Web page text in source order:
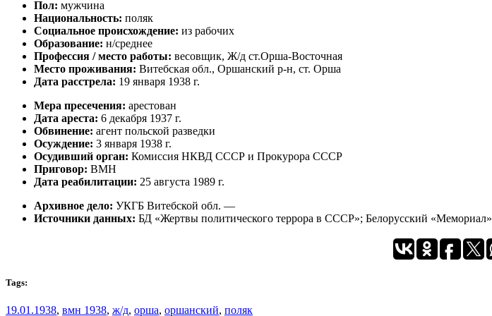
Пол: мужчина
Национальность: поляк
Социальное происхождение: из рабочих
Образование: н/среднее
Профессия / место работы: весовщик, Ж/д ст.Орша-Восточная
Место проживания: Витебская обл., Оршанский р-н, ст. Орша
Дата расстрела: 19 января 1938 г.
Мера пресечения: арестован
Дата ареста: 6 декабря 1937 г.
Обвинение: агент польской разведки
Осуждение: 3 января 1938 г.
Осудивший орган: Комиссия НКВД СССР и Прокурора СССР
Приговор: ВМН
Дата реабилитации: 25 августа 1989 г.
Архивное дело: УКГБ Витебской обл. —
Источники данных: БД «Жертвы политического террора в СССР»; Белорусский «Мемориал»
Tags:
19.01.1938, вмн 1938, ж/д, орша, оршанский, поляк